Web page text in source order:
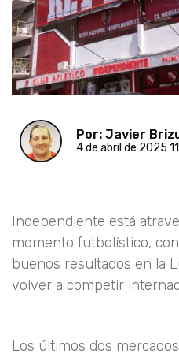
Por: Javier
4 de abril de 2025
Independiente está
momento futbolístico,
buenos resultados en la
volver a competir
Los últimos dos